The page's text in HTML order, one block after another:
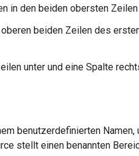
in den beiden obersten Zeilen
beiden Zeilen des
unter und eine Spalte
benutzerdefinierten Namen,
stellt einen benannten